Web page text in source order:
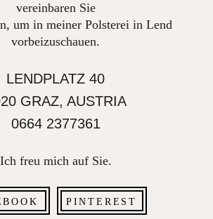
hello@martinasperl.at
www.martinasperl.at
moodley brand identity
vereinbaren Sie
um in meiner Polsterei in Lend
vorbeizuschauen.
LENDPLATZ 40
GRAZ, AUSTRIA
0664 2377361
Ich freu mich auf Sie.
PINTEREST